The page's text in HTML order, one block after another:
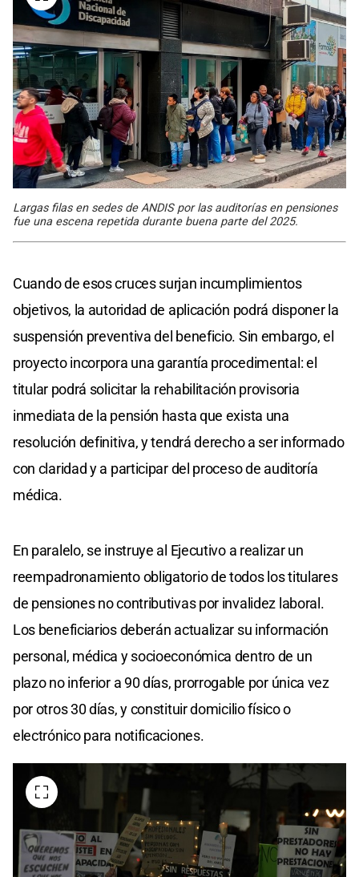
Largas filas en sedes de ANDIS por las auditorías en pensiones
fue una escena repetida durante buena parte del 2025.
Cuando de esos cruces surjan incumplimientos
objetivos, la autoridad de aplicación podrá disponer la
suspensión preventiva del beneficio. Sin embargo, el
proyecto incorpora una garantía procedimental: el
titular podrá solicitar la rehabilitación provisoria
inmediata de la pensión hasta que exista una
resolución definitiva, y tendrá derecho a ser informado
con claridad y a participar del proceso de auditoría
médica.
En paralelo, se instruye al Ejecutivo a realizar un
reempadronamiento obligatorio de todos los titulares
de pensiones no contributivas por invalidez laboral.
Los beneficiarios deberán actualizar su información
personal, médica y socioeconómica dentro de un
plazo no inferior a 90 días, prorrogable por única vez
por otros 30 días, y constituir domicilio físico o
electrónico para notificaciones.